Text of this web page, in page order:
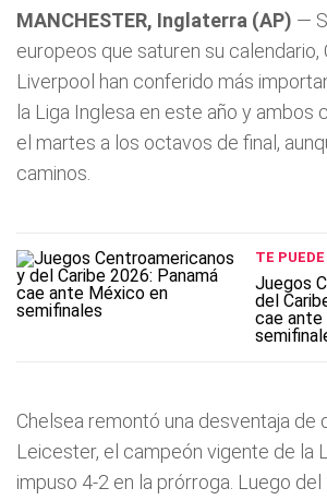
MANCHESTER, Inglaterra (AP) —
europeos que saturen su calendario,
Liverpool han conferido más
la Liga Inglesa en este año y ambos
el martes a los octavos de final,
caminos.
TE
Juegos
del
cae ante
Chelsea remontó una desventaja de
Leicester, el campeón vigente de la
impuso 4-2 en la prórroga. Luego